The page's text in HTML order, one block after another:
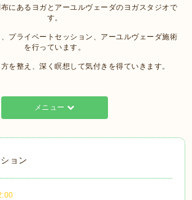
にあるヨガとアーユルヴェーダのヨガスタジオで
す。
プライベートセッション、アーユルヴェーダ施術
を行っています。
を整え、深く瞑想して気付きを得ていきます。
メニュー
ョン